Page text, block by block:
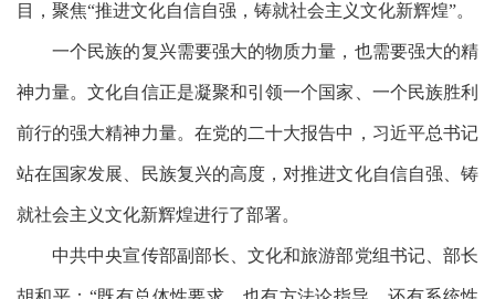
目，聚焦“推进文化自信自强，铸就社会主义文化新辉煌”。
一个民族的复兴需要强大的物质力量，也需要强大的精
神力量。文化自信正是凝聚和引领一个国家、一个民族胜利
前行的强大精神力量。在党的二十大报告中，习近平总书记
站在国家发展、民族复兴的高度，对推进文化自信自强、铸
就社会主义文化新辉煌进行了部署。
中共中央宣传部副部长、文化和旅游部党组书记、部长